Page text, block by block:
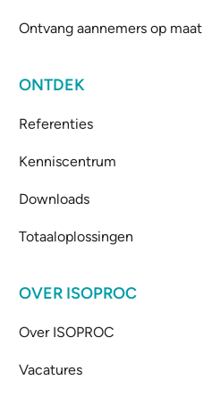
Ontvang aannemers op maat
ONTDEK
Referenties
Kenniscentrum
Downloads
Totaaloplossingen
OVER ISOPROC
Over ISOPROC
Vacatures